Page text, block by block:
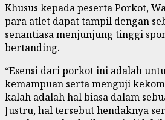
Khusus kepada peserta Porkot,
para atlet dapat tampil dengan
senantiasa menjunjung tinggi
bertanding.
“Esensi dari porkot ini adalah
kemampuan serta menguji
kalah adalah hal biasa dalam
Justru, hal tersebut hendaknya